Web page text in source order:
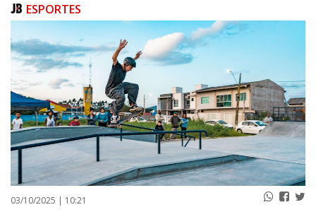
PUBLICAÇÕES LEGAIS
CONTATO
ESPORTES
03/10/2025 | 10:21